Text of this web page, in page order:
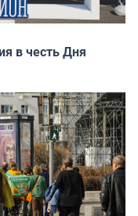
в честь Дня